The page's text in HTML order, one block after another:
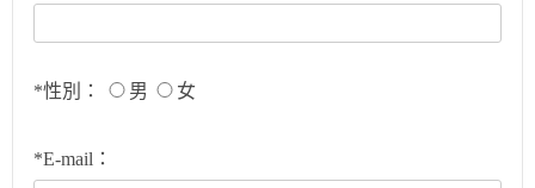
*性別： 男 女
*E-mail：